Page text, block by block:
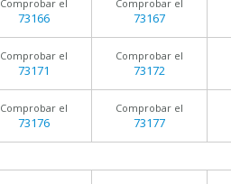
Comprobar el
73166
Comprobar el
73167
Comprobar el
73171
Comprobar el
73172
Comprobar el
73176
Comprobar el
73177